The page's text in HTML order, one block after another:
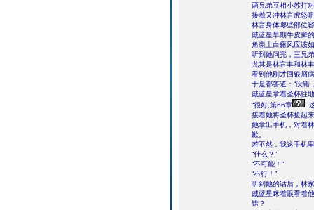
两兄弟互相小苏打
接着又冲林言虎怒
林言身体哪些部位
戚蓝星早期牛皮癣
角患上白癜风应该
听到她问完，三兄
尤其是林言丰和林
看到他刚才回银屑
于是都答道：“没错
戚蓝星拿着圣杯往
“很好,第66章
接着她将圣杯捡起
她拿出手机，对着
歉。
若不然，我这手机
“什么？”
“不可能！”
“不行！”
听到她的话后，林
戚蓝星眯着眼看着
错？